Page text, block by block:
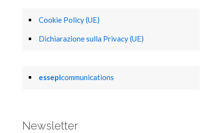
Cookie Policy (UE)
Dichiarazione sulla Privacy (UE)
essepicommunications
Newsletter